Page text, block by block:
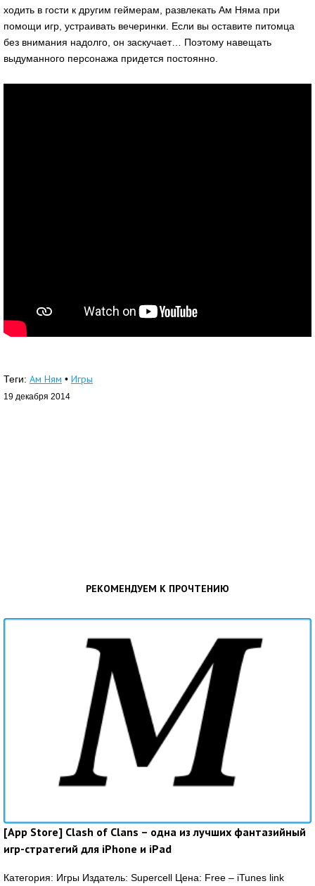
ходить в гости к другим геймерам, развлекать Ам Няма при
помощи игр, устраивать вечеринки. Если вы оставите питомца
без внимания надолго, он заскучает… Поэтому навещать
выдуманного персонажа придется постоянно.
Теги: Ам Ням • Игры
19 декабря 2014
РЕКОМЕНДУЕМ К ПРОЧТЕНИЮ
[App Store] Clash of Clans – одна из лучших фантазийный
игр-стратегий для iPhone и iPad
Категория: Игры Издатель: Supercell Цена: Free – iTunes link